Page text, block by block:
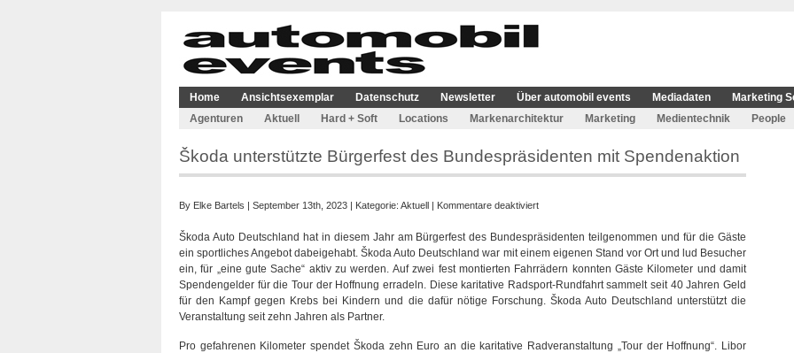
Home Ansichtsexemplar Datenschutz Newsletter Über automobil events Mediadaten
Marketing
Agenturen
Aktuell Hard + Soft Locations Markenarchitektur Marketing Medientechnik People
Škoda unterstützte Bürgerfest des Bundespräsidenten mit Spendenaktion
By Elke Bartels | September 13th, 2023 | Kategorie: Aktuell | Kommentare deaktiviertfür
unterstützte
Bürgerfest
des
Bundespräsidenten
mit
Škoda Auto Deutschland hat in diesem Jahr am Bürgerfest des Bundespräsidenten teilgenommen und für die Gäste
ein sportliches Angebot dabeigehabt. Škoda Auto Deutschland war mit einem eigenen Stand vor Ort und lud Besucher
ein, für „eine gute Sache“ aktiv zu werden. Auf zwei fest montierten Fahrrädern konnten Gäste Kilometer und damit
Spendengelder für die Tour der Hoffnung erradeln. Diese karitative Radsport-Rundfahrt sammelt seit 40 Jahren Geld
für den Kampf gegen Krebs bei Kindern und die dafür nötige Forschung. Škoda Auto Deutschland unterstützt die
Veranstaltung seit zehn Jahren als Partner.
Pro gefahrenen Kilometer spendet Škoda zehn Euro an die karitative Radveranstaltung „Tour der Hoffnung“. Libor